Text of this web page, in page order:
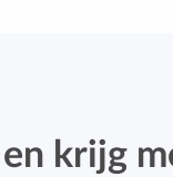
krijg